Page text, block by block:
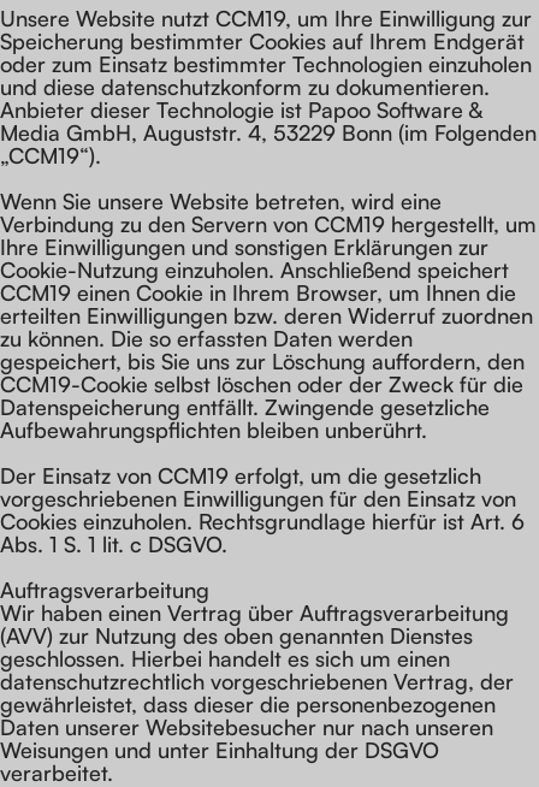
Unsere Website nutzt CCM19, um Ihre Einwilligung zur
Speicherung bestimmter Cookies auf Ihrem Endgerät
oder zum Einsatz bestimmter Technologien einzuholen
und diese datenschutzkonform zu dokumentieren.
Anbieter dieser Technologie ist Papoo Software &
Media GmbH, Auguststr. 4, 53229 Bonn (im Folgenden
„CCM19“).
Wenn Sie unsere Website betreten, wird eine
Verbindung zu den Servern von CCM19 hergestellt, um
Ihre Einwilligungen und sonstigen Erklärungen zur
Cookie-Nutzung einzuholen. Anschließend speichert
CCM19 einen Cookie in Ihrem Browser, um Ihnen die
erteilten Einwilligungen bzw. deren Widerruf zuordnen
zu können. Die so erfassten Daten werden
gespeichert, bis Sie uns zur Löschung auffordern, den
CCM19-Cookie selbst löschen oder der Zweck für die
Datenspeicherung entfällt. Zwingende gesetzliche
Aufbewahrungspflichten bleiben unberührt.
Der Einsatz von CCM19 erfolgt, um die gesetzlich
vorgeschriebenen Einwilligungen für den Einsatz von
Cookies einzuholen. Rechtsgrundlage hierfür ist Art. 6
Abs. 1 S. 1 lit. c DSGVO.
Auftragsverarbeitung
Wir haben einen Vertrag über Auftragsverarbeitung
(AVV) zur Nutzung des oben genannten Dienstes
geschlossen. Hierbei handelt es sich um einen
datenschutzrechtlich vorgeschriebenen Vertrag, der
gewährleistet, dass dieser die personenbezogenen
Daten unserer Websitebesucher nur nach unseren
Weisungen und unter Einhaltung der DSGVO
verarbeitet.